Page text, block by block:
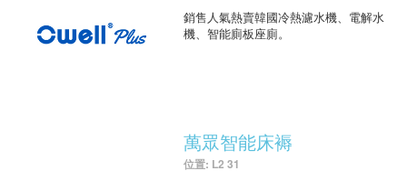
銷售人氣熱賣韓國冷熱濾水機、電解水
機、智能廁板座廁。
萬眾智能床褥
位置: L2 31